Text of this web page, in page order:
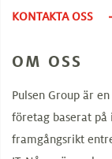
KONTAKTA OSS
OM OSS
Pulsen Group är
företag baserat på
framgångsrikt